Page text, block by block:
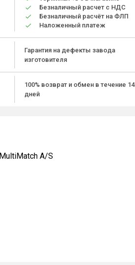
Безналичный расчет с НДС
Безналичный расчёт на ФЛП
Наложенный платеж
Гарантия на дефекты завода
изготовителя
100% возврат и обмен в течение 14
дней
A/S